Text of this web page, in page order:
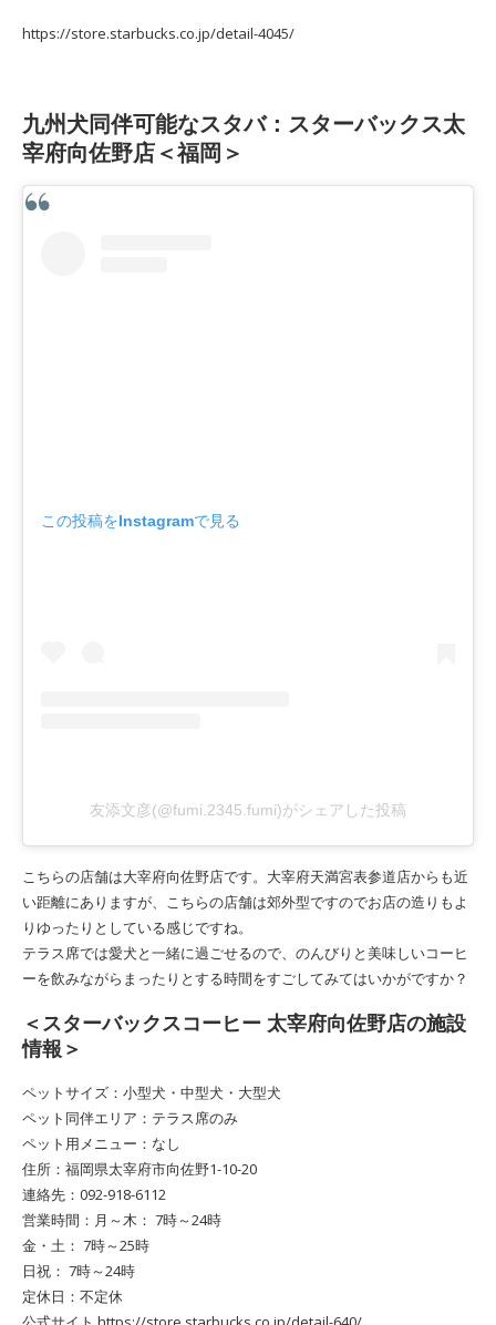
https://store.starbucks.co.jp/detail-4045/
九州犬同伴可能なスタバ：スターバックス太
宰府向佐野店＜福岡＞
この投稿をInstagramで見る
友添文彦(@fumi.2345.fumi)がシェアした投稿
こちらの店舗は大宰府向佐野店です。大宰府天満宮表参道店からも近
い距離にありますが、こちらの店舗は郊外型ですのでお店の造りもよ
りゆったりとしている感じですね。
テラス席では愛犬と一緒に過ごせるので、のんびりと美味しいコーヒ
ーを飲みながらまったりとする時間をすごしてみてはいかがですか？
＜スターバックスコーヒー 太宰府向佐野店の施設
情報＞
ペットサイズ：小型犬・中型犬・大型犬
ペット同伴エリア：テラス席のみ
ペット用メニュー：なし
住所：福岡県太宰府市向佐野1-10-20
連絡先：092-918-6112
営業時間：月～木： 7時～24時
金・土： 7時～25時
日祝： 7時～24時
定休日：不定休